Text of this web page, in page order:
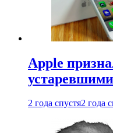
Apple
2 года спустя2 года